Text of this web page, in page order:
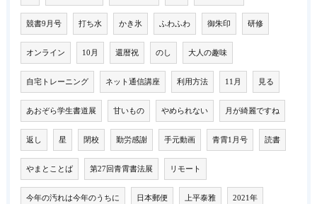
競書9月号 打ち水 かき氷 ふわふわ 御朱印 研修
オンライン 10月 還暦祝 のし 大人の趣味
自宅トレーニング ネット通信講座 利用方法 11月 見る
あおぞら学生書道展 甘いもの やめられない 月が綺麗ですね
返し 星 閉校 勤労感謝 手元動画 青霄1月号 読書
やまとことば 第27回青霄書法展 リモート
今年の汚れは今年のうちに 日本郵便 上平泰雅 2021年